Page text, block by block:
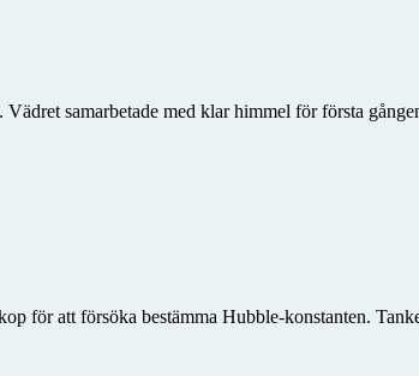
samarbetade med klar himmel för första
för att försöka bestämma Hubble-konstanten.